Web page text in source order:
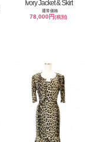
Ivory Jacket & Skirt
通常価格
78,000円(税別)